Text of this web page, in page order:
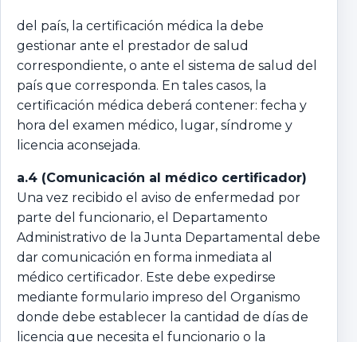
del país, la certificación médica la debe
gestionar ante el prestador de salud
correspondiente, o ante el sistema de salud del
país que corresponda. En tales casos, la
certificación médica deberá contener: fecha y
hora del examen médico, lugar, síndrome y
licencia aconsejada.
a.4 (Comunicación al médico certificador)
Una vez recibido el aviso de enfermedad por
parte del funcionario, el Departamento
Administrativo de la Junta Departamental debe
dar comunicación en forma inmediata al
médico certificador. Este debe expedirse
mediante formulario impreso del Organismo
donde debe establecer la cantidad de días de
licencia que necesita el funcionario o la